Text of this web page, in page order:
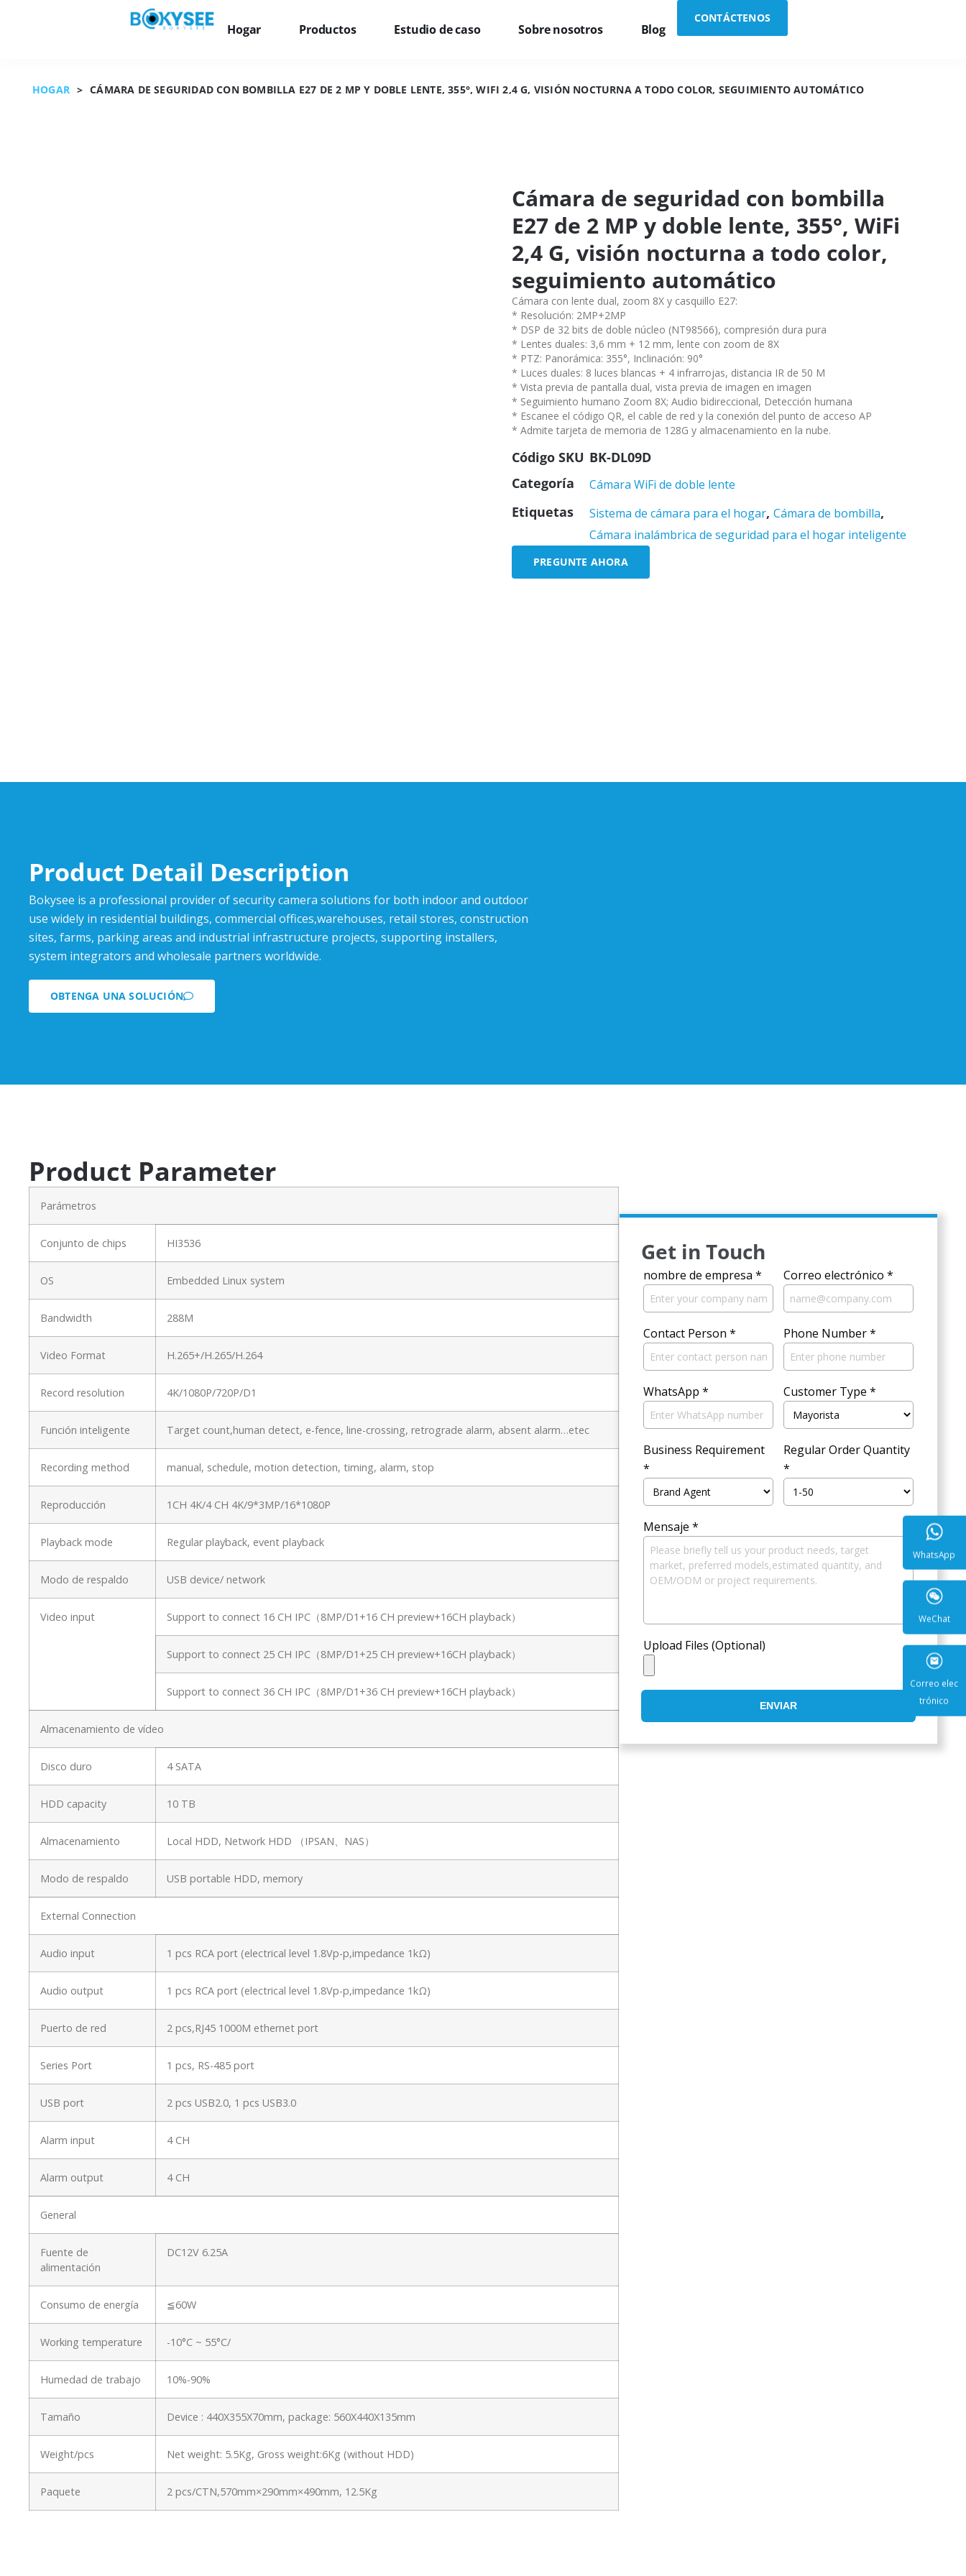
Hogar Productos Estudio de caso Sobre nosotros Blog
CONTÁCTENOS
HOGAR > CÁMARA DE SEGURIDAD CON BOMBILLA E27 DE 2 MP Y DOBLE LENTE, 355°, WIFI 2,4 G, VISIÓN NOCTURNA A TODO COLOR, SEGUIMIENTO AUTOMÁTICO
Cámara de seguridad con bombilla
E27 de 2 MP y doble lente, 355°, WiFi
2,4 G, visión nocturna a todo color,
seguimiento automático
Cámara con lente dual, zoom 8X y casquillo E27:
* Resolución: 2MP+2MP
* DSP de 32 bits de doble núcleo (NT98566), compresión dura pura
* Lentes duales: 3,6 mm + 12 mm, lente con zoom de 8X
* PTZ: Panorámica: 355°, Inclinación: 90°
* Luces duales: 8 luces blancas + 4 infrarrojas, distancia IR de 50 M
* Vista previa de pantalla dual, vista previa de imagen en imagen
* Seguimiento humano Zoom 8X; Audio bidireccional, Detección humana
* Escanee el código QR, el cable de red y la conexión del punto de acceso AP
* Admite tarjeta de memoria de 128G y almacenamiento en la nube.
Código SKU BK-DL09D
Categoría
Cámara WiFi de doble lente
Etiquetas Sistema de cámara para el hogar, Cámara de bombilla,
Cámara inalámbrica de seguridad para el hogar inteligente
PREGUNTE AHORA
Product Detail Description
Bokysee is a professional provider of security camera solutions for both indoor and outdoor
use widely in residential buildings, commercial offices,warehouses, retail stores, construction
sites, farms, parking areas and industrial infrastructure projects, supporting installers,
system integrators and wholesale partners worldwide.
OBTENGA UNA SOLUCIÓN
Product Parameter
Parámetros
Conjunto de chips HI3536
OS Embedded Linux system
Bandwidth 288M
Video Format H.265+/H.265/H.264
Record resolution 4K/1080P/720P/D1
Función inteligente Target count,human detect, e-fence, line-crossing, retrograde alarm, absent alarm…etec
Recording method manual, schedule, motion detection, timing, alarm, stop
Reproducción 1CH 4K/4 CH 4K/9*3MP/16*1080P
Playback mode Regular playback, event playback
Modo de respaldo USB device/ network
Video input Support to connect 16 CH IPC（8MP/D1+16 CH preview+16CH playback）
Support to connect 25 CH IPC（8MP/D1+25 CH preview+16CH playback）
Support to connect 36 CH IPC（8MP/D1+36 CH preview+16CH playback）
Almacenamiento de vídeo
Disco duro 4 SATA
HDD capacity 10 TB
Almacenamiento Local HDD, Network HDD （IPSAN、NAS）
Modo de respaldo USB portable HDD, memory
External Connection
Audio input 1 pcs RCA port (electrical level 1.8Vp-p,impedance 1kΩ)
Audio output 1 pcs RCA port (electrical level 1.8Vp-p,impedance 1kΩ)
Puerto de red 2 pcs,RJ45 1000M ethernet port
Series Port 1 pcs, RS-485 port
USB port 2 pcs USB2.0, 1 pcs USB3.0
Alarm input 4 CH
Alarm output 4 CH
General
Fuente de
alimentación
DC12V 6.25A
Consumo de energía ≦60W
Working temperature -10°C ~ 55°C/
Humedad de trabajo 10%-90%
Tamaño Device : 440X355X70mm, package: 560X440X135mm
Weight/pcs Net weight: 5.5Kg, Gross weight:6Kg (without HDD)
Paquete 2 pcs/CTN,570mm×290mm×490mm, 12.5Kg
Get in Touch
nombre de empresa * Correo electrónico *
Contact Person * Phone Number*
WhatsApp * Customer Type *
Business Requirement
*
Regular Order Quantity
*
Mensaje *
Upload Files (Optional)
ENVIAR
Correo